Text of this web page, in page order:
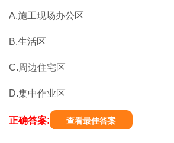
A.施工现场办公区
B.生活区
C.周边住宅区
D.集中作业区
正确答案: 查看最佳答案